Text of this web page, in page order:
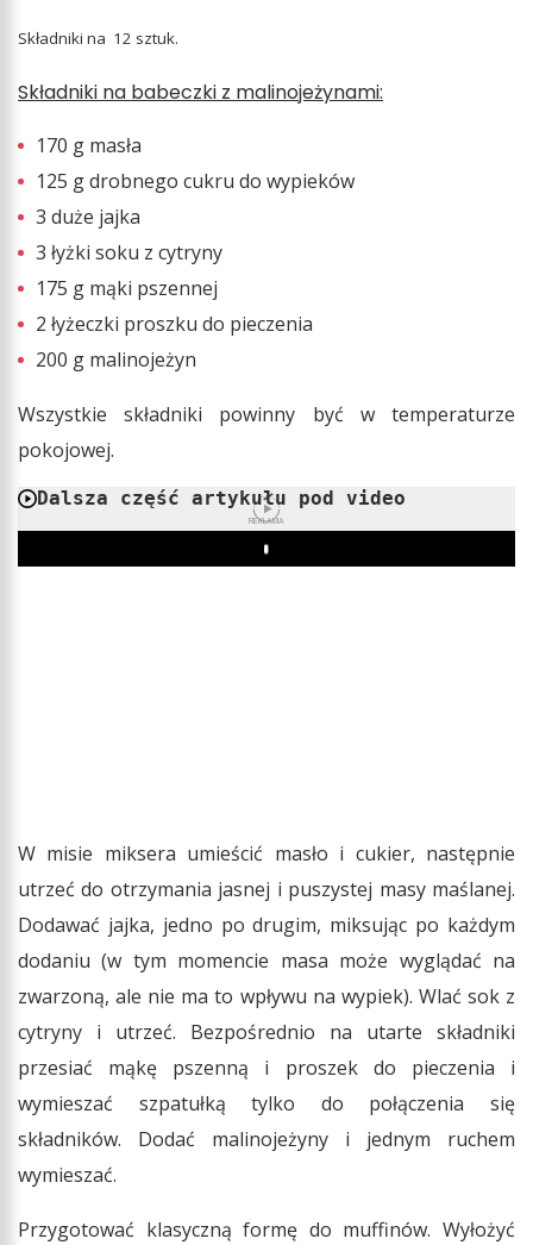
Składniki na 12 sztuk.
Składniki na babeczki z malinojeżynami:
170 g masła
125 g drobnego cukru do wypieków
3 duże jajka
3 łyżki soku z cytryny
175 g mąki pszennej
2 łyżeczki proszku do pieczenia
200 g malinojeżyn
Wszystkie składniki powinny być w temperaturze
pokojowej.
Dalsza część artykułu pod video
REKLAMA
Play
W misie miksera umieścić masło i cukier, następnie
utrzeć do otrzymania jasnej i puszystej masy maślanej.
Dodawać jajka, jedno po drugim, miksując po każdym
dodaniu (w tym momencie masa może wyglądać na
zwarzoną, ale nie ma to wpływu na wypiek). Wlać sok z
cytryny i utrzeć. Bezpośrednio na utarte składniki
przesiać mąkę pszenną i proszek do pieczenia i
wymieszać szpatułką tylko do połączenia się
składników. Dodać malinojeżyny i jednym ruchem
wymieszać.
Przygotować klasyczną formę do muffinów. Wyłożyć